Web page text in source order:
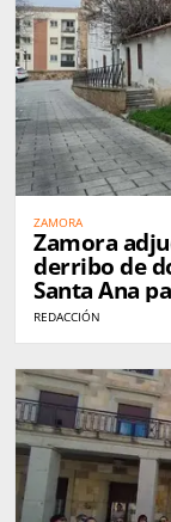
ZAMORA
Zamora
derribo de
Santa Ana
REDACCIÓN